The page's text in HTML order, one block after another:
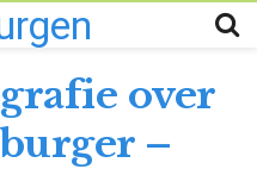
over
–